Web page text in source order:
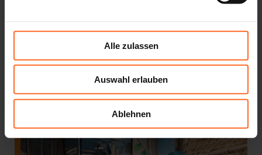
Alle zulassen
Auswahl erlauben
Ablehnen
Twenty GiftCard